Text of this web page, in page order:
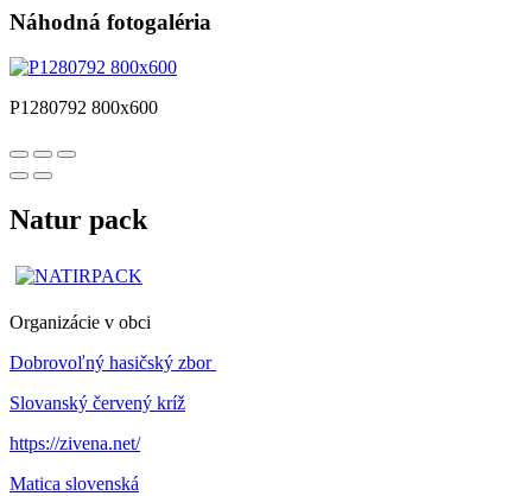
Náhodná fotogaléria
P1280792 800x600
Natur pack
Organizácie v obci
Dobrovoľný hasičský zbor
Slovanský červený kríž
https://zivena.net/
Matica slovenská